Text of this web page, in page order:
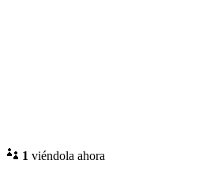
1 viéndola ahora